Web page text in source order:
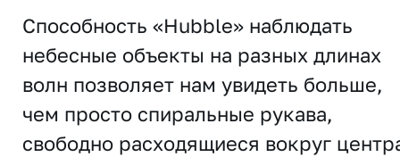
Способность «Hubble» наблюдать
небесные объекты на разных длинах
волн позволяет нам увидеть больше,
чем просто спиральные рукава,
свободно расходящиеся вокруг